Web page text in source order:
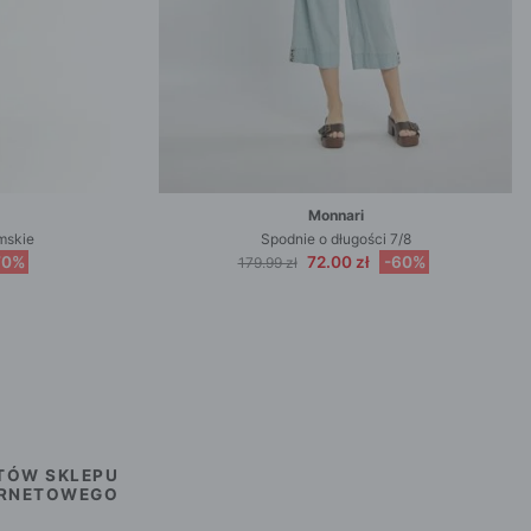
Monnari
Spodnie o długości 7/8
179.99 zł 72.00 zł -60%
SKLEPU